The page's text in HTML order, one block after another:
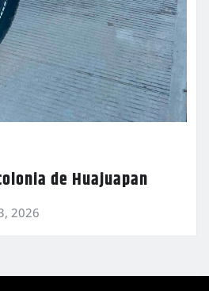
de Huajuapan
2026